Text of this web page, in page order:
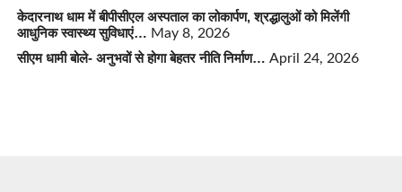
केदारनाथ धाम में बीपीसीएल अस्पताल का लोकार्पण, श्रद्धालुओं को मिलेंगी
आधुनिक स्वास्थ्य सुविधाएं… May 8, 2026
सीएम धामी बोले- अनुभवों से होगा बेहतर नीति निर्माण… April 24, 2026